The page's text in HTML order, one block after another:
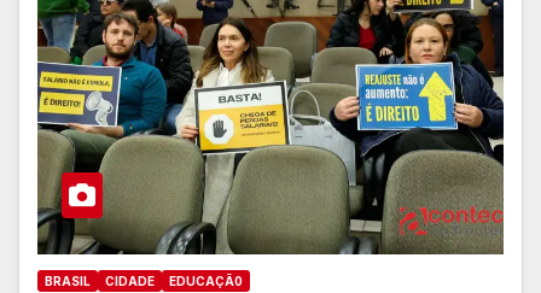
BRASIL CIDADE EDUCAÇÃ0